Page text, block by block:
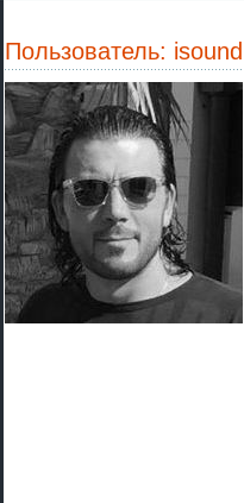
Пользователь: isound